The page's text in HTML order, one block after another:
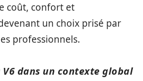
coût, confort et
un choix prisé par
professionnels.
V6 dans un contexte global